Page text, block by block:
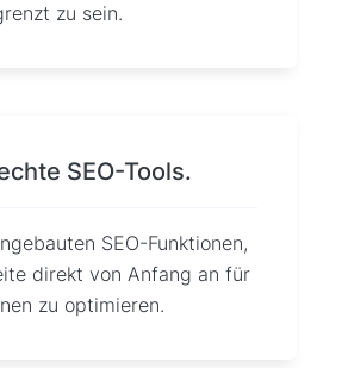
zu sein.
SEO-Tools.
SEO-Funktionen,
direkt von Anfang an für
zu optimieren.